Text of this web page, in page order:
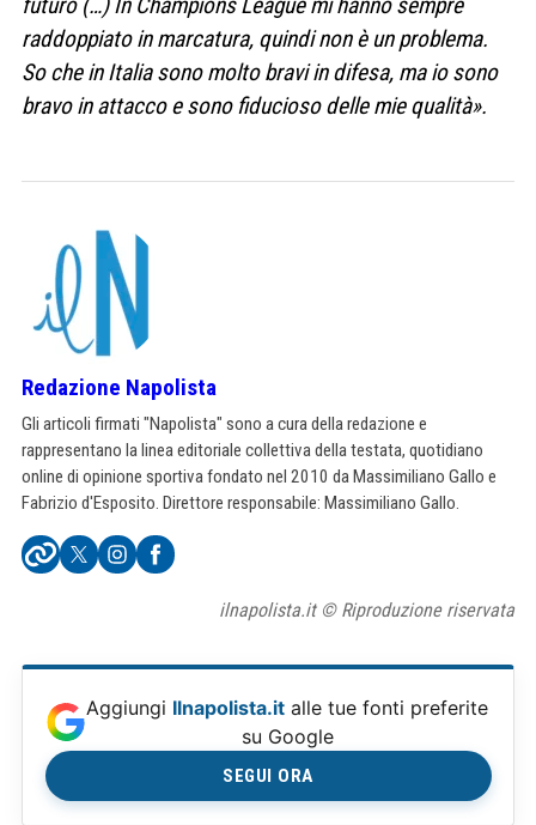
raddoppiato in marcatura, quindi non è un problema.
So che in Italia sono molto bravi in difesa, ma io sono
bravo in attacco e sono fiducioso delle mie qualità».
Redazione Napolista
Gli articoli firmati "Napolista" sono a cura della redazione e
rappresentano la linea editoriale collettiva della testata, quotidiano
online di opinione sportiva fondato nel 2010 da Massimiliano Gallo e
Fabrizio d'Esposito. Direttore responsabile: Massimiliano Gallo.
ilnapolista.it © Riproduzione riservata
Aggiungi Ilnapolista.it alle tue fonti preferite
su Google
SEGUI ORA